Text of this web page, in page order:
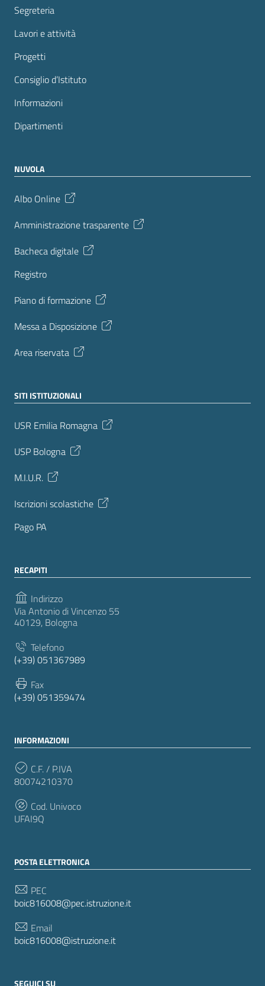
Segreteria
Lavori e attività
Progetti
Consiglio d’Istituto
Informazioni
Dipartimenti
NUVOLA
Albo Online
Amministrazione trasparente
Bacheca digitale
Registro
Piano di formazione
Messa a Disposizione
Area riservata
SITI ISTITUZIONALI
USR Emilia Romagna
USP Bologna
M.I.U.R.
Iscrizioni scolastiche
Pago PA
RECAPITI
Indirizzo
Via Antonio di Vincenzo 55
40129, Bologna
Telefono
(+39) 051367989
Fax
(+39) 051359474
INFORMAZIONI
C.F. / P.IVA
80074210370
Cod. Univoco
UFAI9Q
POSTA ELETTRONICA
PEC
boic816008@pec.istruzione.it
Email
boic816008@istruzione.it
SEGUICI SU